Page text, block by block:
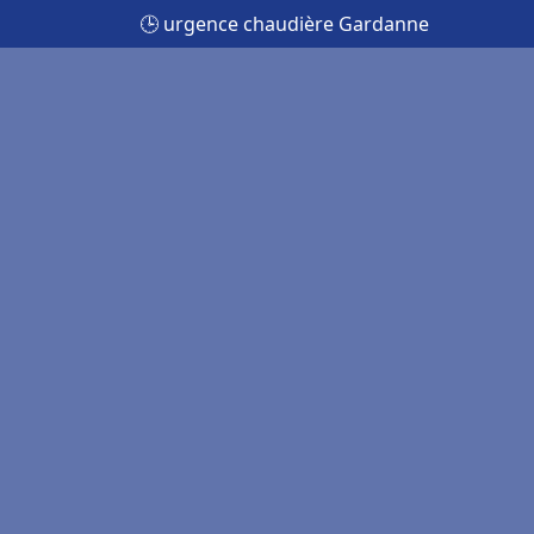
🕒 urgence chaudière Gardanne